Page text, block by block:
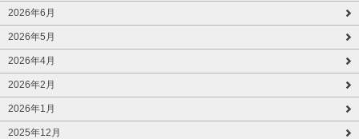
2026年6月
2026年5月
2026年4月
2026年2月
2026年1月
2025年12月